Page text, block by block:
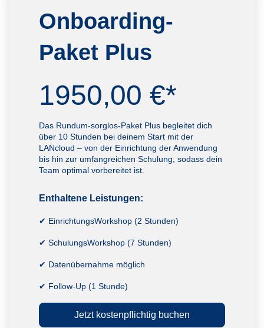
Onboarding-
Paket Plus
1950,00 €*
Das Rundum-sorglos-Paket Plus begleitet dich
über 10 Stunden bei deinem Start mit der
LANcloud – von der Einrichtung der Anwendung
bis hin zur umfangreichen Schulung, sodass dein
Team optimal vorbereitet ist.
Enthaltene Leistungen:
✔ EinrichtungsWorkshop (2 Stunden)
✔ SchulungsWorkshop (7 Stunden)
✔ Datenübernahme möglich
✔ Follow-Up (1 Stunde)
Jetzt kostenpflichtig buchen